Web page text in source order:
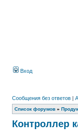
Вход
Сообщения без ответов |
Список форумов »
Контроллер